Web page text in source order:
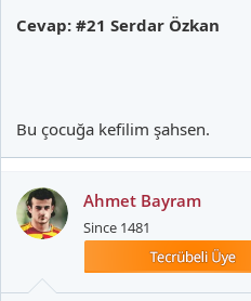
Cevap: #21 Serdar Özkan
Bu çocuğa kefilim şahsen.
Ahmet Bayram
Since 1481